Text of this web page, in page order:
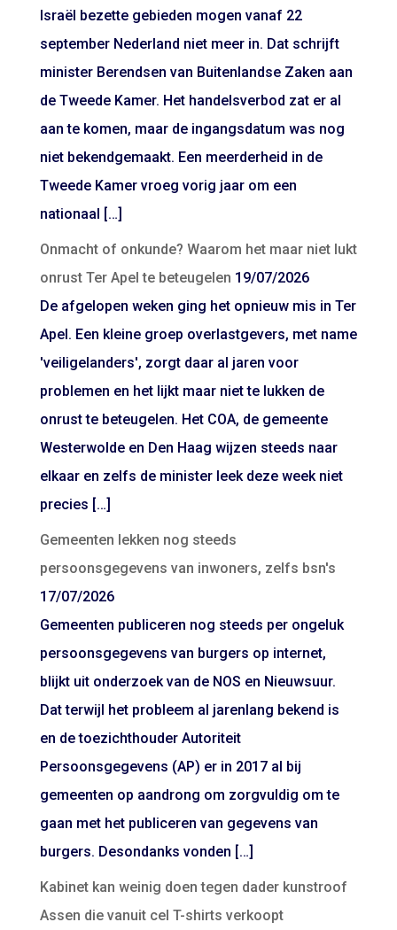
Israël bezette gebieden mogen vanaf 22
september Nederland niet meer in. Dat schrijft
minister Berendsen van Buitenlandse Zaken aan
de Tweede Kamer. Het handelsverbod zat er al
aan te komen, maar de ingangsdatum was nog
niet bekendgemaakt. Een meerderheid in de
Tweede Kamer vroeg vorig jaar om een
nationaal […]
Onmacht of onkunde? Waarom het maar niet lukt
onrust Ter Apel te beteugelen 19/07/2026
De afgelopen weken ging het opnieuw mis in Ter
Apel. Een kleine groep overlastgevers, met name
'veiligelanders', zorgt daar al jaren voor
problemen en het lijkt maar niet te lukken de
onrust te beteugelen. Het COA, de gemeente
Westerwolde en Den Haag wijzen steeds naar
elkaar en zelfs de minister leek deze week niet
precies […]
Gemeenten lekken nog steeds
persoonsgegevens van inwoners, zelfs bsn's
17/07/2026
Gemeenten publiceren nog steeds per ongeluk
persoonsgegevens van burgers op internet,
blijkt uit onderzoek van de NOS en Nieuwsuur.
Dat terwijl het probleem al jarenlang bekend is
en de toezichthouder Autoriteit
Persoonsgegevens (AP) er in 2017 al bij
gemeenten op aandrong om zorgvuldig om te
gaan met het publiceren van gegevens van
burgers. Desondanks vonden […]
Kabinet kan weinig doen tegen dader kunstroof
Assen die vanuit cel T-shirts verkoopt